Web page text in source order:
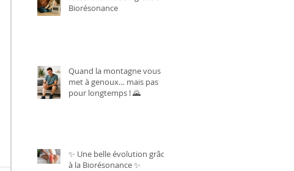
Biorésonance
Quand la montagne vous
met à genoux… mais pas
pour longtemps ! 🌄
✨ Une belle évolution grâce
à la Biorésonance ✨